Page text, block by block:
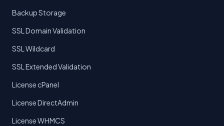
Backup Storage
SSL Domain Validation
SSL Wildcard
SSL Extended Validation
License cPanel
License DirectAdmin
License WHMCS